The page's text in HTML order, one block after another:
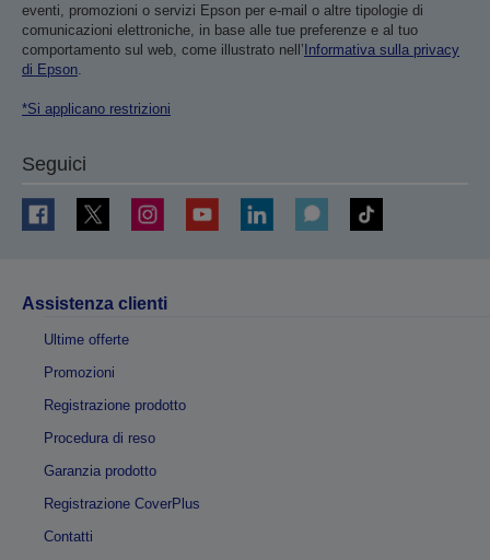
eventi, promozioni o servizi Epson per e-mail o altre tipologie di
comunicazioni elettroniche, in base alle tue preferenze e al tuo
comportamento sul web, come illustrato nell’ Informativa sulla privacy
di Epson.
*Si applicano restrizioni
Seguici
Assistenza clienti
Ultime offerte
Promozioni
Registrazione prodotto
Procedura di reso
Garanzia prodotto
Registrazione CoverPlus
Contatti